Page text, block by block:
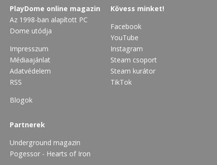
PlayDome online magazin
Az 1998-ban alapított PC
Dome utódja
Impresszum
Médiaajánlat
Adatvédelem
RSS
Blogok
Kövess minket!
Facebook
YouTube
Instagram
Steam csoport
Steam kurátor
TikTok
Partnerek
Underground magazin
Pogessor - Hearts of Iron